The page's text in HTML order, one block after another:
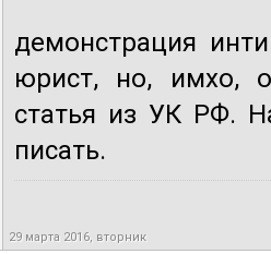
демонстрация
юрист, но, имхо,
статья из УК РФ.
писать.
29 марта 2016, вторник